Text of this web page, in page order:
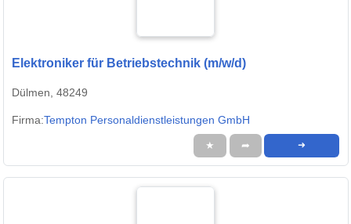
Elektroniker für Betriebstechnik (m/w/d)
Dülmen, 48249
Firma:Tempton Personaldienstleistungen GmbH
★ ➦ ➜